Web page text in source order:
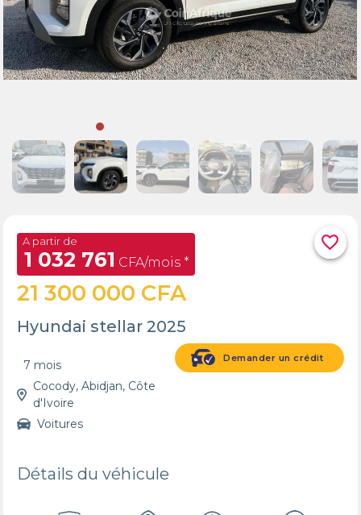
favorite_border
A partir de
1 032 761 CFA/mois *
21 300 000 CFA
Hyundai stellar 2025
Demander un crédit
7 mois
Cocody, Abidjan, Côte
d'Ivoire
Voitures
Détails du véhicule